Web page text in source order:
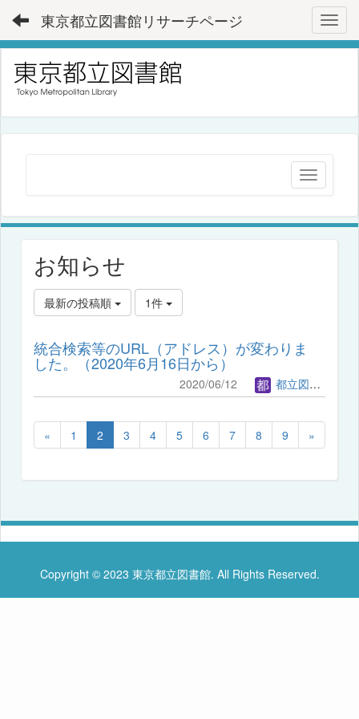
東京都立図書館リサーチページ
お知らせ
最新の投稿順 1件
統合検索等のURL（アドレス）が変わりま
した。（2020年6月16日から）
2020/06/12 都立図書館管理者
« 1 2 3 4 5 6 7 8 9 »
Copyright © 2023 東京都立図書館. All Rights Reserved.